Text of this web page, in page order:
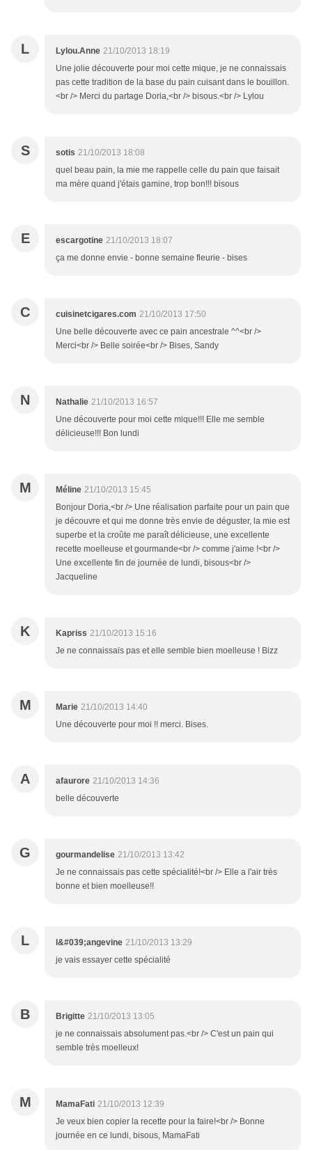
L Lylou.Anne 21/10/2013 18:19
Une jolie découverte pour moi cette mique, je ne connaissais
pas cette tradition de la base du pain cuisant dans le bouillon.
<br /> Merci du partage Doria,<br /> bisous.<br /> Lylou
S sotis 21/10/2013 18:08
quel beau pain, la mie me rappelle celle du pain que faisait
ma mère quand j'étais gamine, trop bon!!! bisous
E escargotine 21/10/2013 18:07
ça me donne envie - bonne semaine fleurie - bises
C cuisinetcigares.com 21/10/2013 17:50
Une belle découverte avec ce pain ancestrale ^^<br />
Merci<br /> Belle soirée<br /> Bises, Sandy
N Nathalie 21/10/2013 16:57
Une découverte pour moi cette mique!!! Elle me semble
délicieuse!!! Bon lundi
M Méline 21/10/2013 15:45
Bonjour Doria,<br /> Une réalisation parfaite pour un pain que
je découvre et qui me donne très envie de déguster, la mie est
superbe et la croûte me paraît délicieuse, une excellente
recette moelleuse et gourmande<br /> comme j'aime !<br />
Une excellente fin de journée de lundi, bisous<br />
Jacqueline
K Kapriss 21/10/2013 15:16
Je ne connaissais pas et elle semble bien moelleuse ! Bizz
M Marie 21/10/2013 14:40
Une découverte pour moi !! merci. Bises.
A afaurore 21/10/2013 14:36
belle découverte
G gourmandelise 21/10/2013 13:42
Je ne connaissais pas cette spécialité!<br /> Elle a l'air très
bonne et bien moelleuse!!
L l&#039;angevine 21/10/2013 13:29
je vais essayer cette spécialité
B Brigitte 21/10/2013 13:05
je ne connaissais absolument pas.<br /> C'est un pain qui
semble très moelleux!
M MamaFati 21/10/2013 12:39
Je veux bien copier la recette pour la faire!<br /> Bonne
journée en ce lundi, bisous, MamaFati